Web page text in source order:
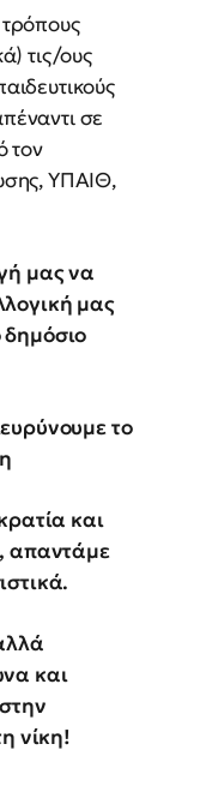
τις/ους
σε
τον
ΥΠΑΙΘ,
μας να
μας
το
και
απαντάμε
και
νίκη!